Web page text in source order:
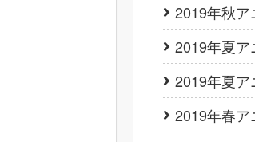
2019年秋ア
2019年夏ア
2019年夏ア
2019年春ア